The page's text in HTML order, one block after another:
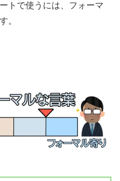
トで使うには、フォーマ
。